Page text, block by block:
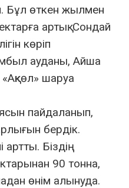
Бұл өткен жылмен
артық. Сондай
көріп
ауданы, Айша
«Ақкөл» шаруа
пайдаланып,
бердік.
артты. Біздің
90 тонна,
өнім алынуда.